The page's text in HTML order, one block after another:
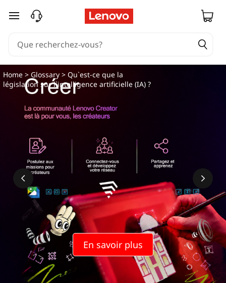
passer au contenu principal
En savoir plus
Home >Glossary > Qu`est-ce que la
législation sur l`intelligence artificielle (IA) ?